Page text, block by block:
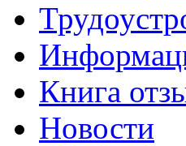
Книга
Новости